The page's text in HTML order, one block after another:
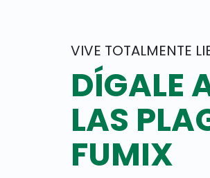
VIVE TOTALMENTE
DÍGALE
LAS
FUMIX